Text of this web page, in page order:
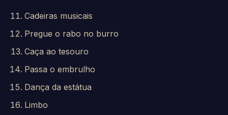
Cadeiras musicais
Pregue o rabo no burro
Caça ao tesouro
Passa o embrulho
Dança da estátua
Limbo